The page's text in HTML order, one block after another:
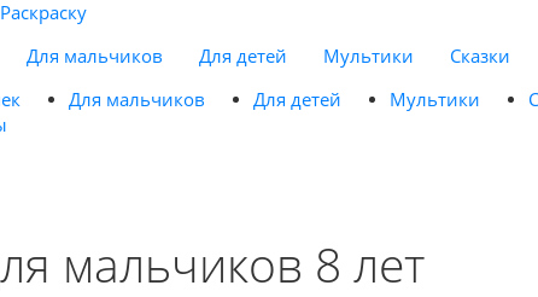
Для мальчиков Для детей Мультики Сказки
Для мальчиков Для детей Мультики
мальчиков 8 лет